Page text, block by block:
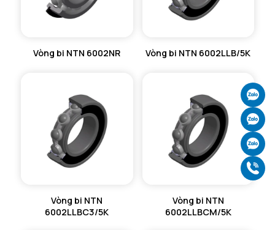
Vòng bi NTN 6002NR Vòng bi NTN 6002LLB/5K
Vòng bi NTN
6002LLBC3/5K
Vòng bi NTN
6002LLBCM/5K